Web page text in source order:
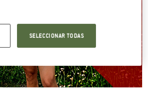
SELECCIONAR TODAS